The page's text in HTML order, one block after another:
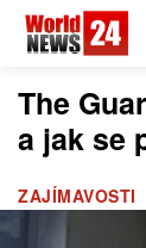
The
a jak se
ZAJÍMAVOSTI